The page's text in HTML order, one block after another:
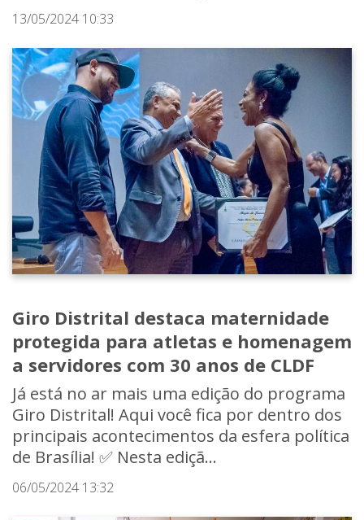
13/05/2024 10:33
Giro Distrital destaca maternidade
protegida para atletas e homenagem
a servidores com 30 anos de CLDF
Já está no ar mais uma edição do programa
Giro Distrital! Aqui você fica por dentro dos
principais acontecimentos da esfera política
de Brasília! ✅ Nesta ediçã...
06/05/2024 13:32